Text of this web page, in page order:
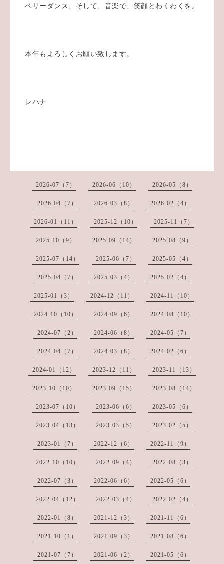
ベリーダンス、そして、音楽で、笑顔とわくわくを。
本年もよろしくお願い致します。
レハナ
2026-07（7） 2026-06（10） 2026-05（8）
2026-04（7） 2026-03（8） 2026-02（4）
2026-01（11） 2025-12（10） 2025-11（7）
2025-10（9） 2025-09（14） 2025-08（9）
2025-07（14） 2025-06（7） 2025-05（4）
2025-04（7） 2025-03（4） 2025-02（4）
2025-01（3） 2024-12（11） 2024-11（10）
2024-10（10） 2024-09（6） 2024-08（10）
2024-07（2） 2024-06（8） 2024-05（7）
2024-04（7） 2024-03（8） 2024-02（6）
2024-01（12） 2023-12（11） 2023-11（13）
2023-10（10） 2023-09（15） 2023-08（14）
2023-07（10） 2023-06（6） 2023-05（6）
2023-04（13） 2023-03（5） 2023-02（5）
2023-01（7） 2022-12（6） 2022-11（9）
2022-10（10） 2022-09（4） 2022-08（3）
2022-07（3） 2022-06（6） 2022-05（6）
2022-04（12） 2022-03（4） 2022-02（4）
2022-01（8） 2021-12（3） 2021-11（6）
2021-10（1） 2021-09（3） 2021-08（6）
2021-07（7） 2021-06（2） 2021-05（6）